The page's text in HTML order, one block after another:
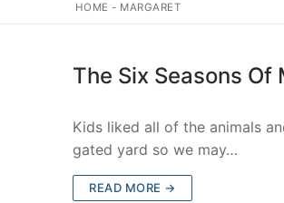
HOME - MARGARET
The Six Seasons Of
Kids liked all of the animals
gated yard so we may…
READ MORE →